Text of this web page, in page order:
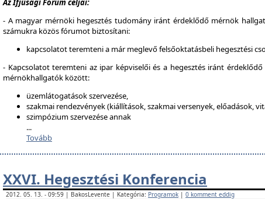
Az Ifjúsági Fórum céljai:
- A magyar mérnöki hegesztés tudomány iránt érdeklődő mérnök
számukra közös fórumot biztosítani:
kapcsolatot teremteni a már meglevő felsőoktatásbeli hegesztési
- Kapcsolatot teremteni az ipar képviselői és a hegesztés iránt
mérnökhallgatók között:
üzemlátogatások szervezése,
szakmai rendezvények (kiállítások, szakmai versenyek, előadások,
szimpózium szervezése annak
...
Tovább
XXVI. Hegesztési Konferencia
2012. 05. 13. - 09:59 | BakosLevente | Kategória: Programok | 0 komment eddig